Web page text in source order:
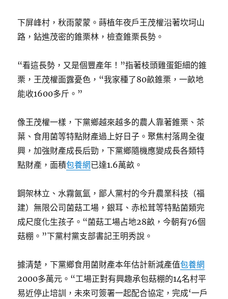
下屏峰村，秋雨蒙蒙。蒔植年夜戶王茂權沿著坎坷山
路，鉆進茂密的錐栗林，檢查錐栗長勢。
“看這長勢，又是個豐產年！”指著枝頭雞蛋鉅細的錐
栗，王茂權面露憂色，“我家種了80畝錐栗，一畝地
能收1600多斤。”
像王茂權一樣，下黨鄉越來越多的農人靠著錐栗、茶
葉、食用菌等特點財產過上好日子。聚焦村落周全復
興，加強財產成長后勁，下黨鄉隨機應變成長各類特
點財產，面積包養網已達1.6萬畝。
鋼架林立、水霧氤氳，鄙人黨村的今升農業科技（福
建）無限公司菌菇工場，銀耳、赤松茸等特點菌類完
成尺度化生孩子。“菌菇工場占地28畝，今朝有76個
菇棚。”下黨村黨支部書記王明秀說。
據清楚，下黨鄉食用菌財產本年估計新減產值包養網
2000多萬元。“工場正對有興趣承包菇棚的14名村平
易近停止培訓，未來可簽署一起配合協定，完成‘一戶